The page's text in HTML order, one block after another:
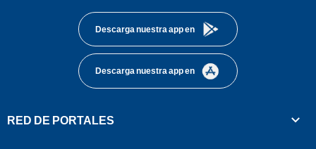
Descarga nuestra app en
Descarga nuestra app en
RED DE PORTALES